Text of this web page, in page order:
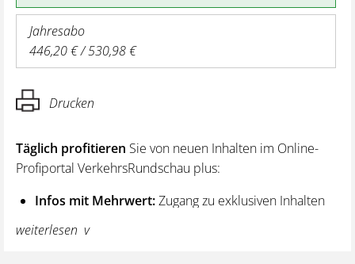
Jahresabo
446,20 € / 530,98 €
Drucken
Täglich profitieren Sie von neuen Inhalten im Online-
Profiportal VerkehrsRundschau plus:
Infos mit Mehrwert:Zugang zu exklusiven Inhalten
und Hintergrundwissen – von aktuellen Regelungen
wie z. B. bei den Lenk- und Ruhezeiten,
weiterlesen